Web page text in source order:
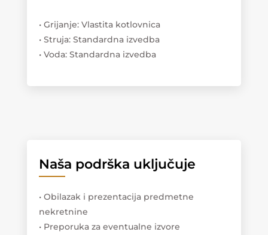
• Grijanje: Vlastita kotlovnica
• Struja: Standardna izvedba
• Voda: Standardna izvedba
Naša podrška uključuje
• Obilazak i prezentacija predmetne
nekretnine
• Preporuka za eventualne izvore